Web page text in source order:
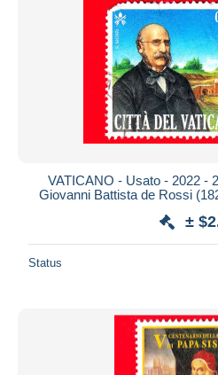
VATICANO - Usato - 2022 -
Giovanni Battista de Rossi
±
Status